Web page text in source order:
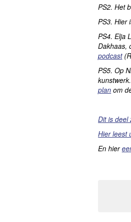
PS2. Het
PS3. Hier
PS4. Elja
Dakhaas,
podcast
PS5. Op
plan om
Dit is deel
Hier leest
En hier